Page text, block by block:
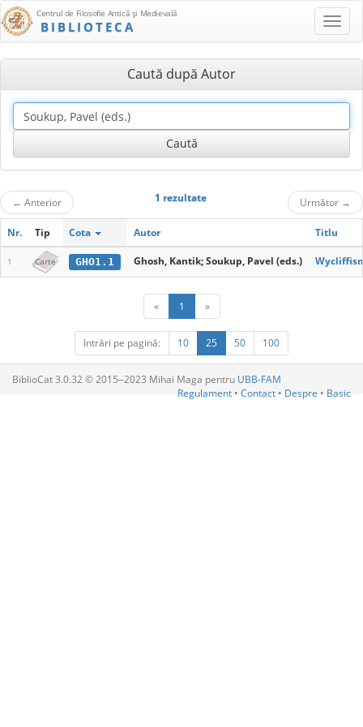
Centrul de Filosofie Antică şi Medievală
BIBLIOTECA
Caută după Autor
← Anterior 1 rezultate Următor →
Nr. Tip Cota Autor Titlu
1 Carte GHO1.1 Ghosh, Kantik; Soukup, Pavel (eds.)
« 1 »
Intrări pe pagină: 10 25 50 100
BiblioCat 3.0.32 © 2015‒2023 Mihai Maga pentru UBB-FAM
Regulament • Contact • Despre • Basic